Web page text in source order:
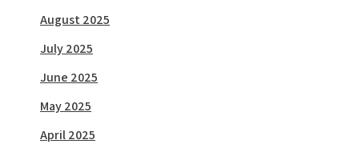
August 2025
July 2025
June 2025
May 2025
April 2025